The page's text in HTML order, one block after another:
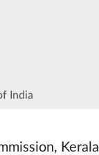
India
Kerala